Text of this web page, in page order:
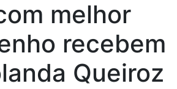
melhor
recebem
Queiroz